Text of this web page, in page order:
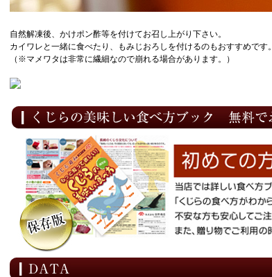
自然解凍後、かけポン酢等を付けてお召し上がり下さい。
カイワレと一緒に食べたり、もみじおろしを付けるのもおすすめです。
（※マメワタは非常に繊細なので崩れる場合があります。）